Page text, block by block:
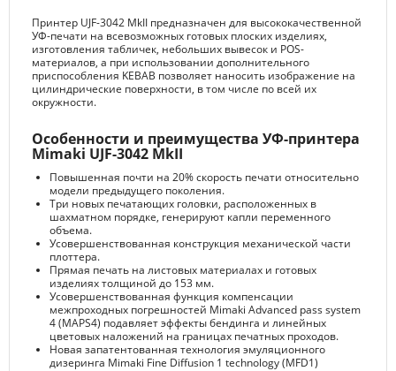
Принтер UJF-3042 MkII предназначен для высококачественной
УФ-печати на всевозможных готовых плоских изделиях,
изготовления табличек, небольших вывесок и POS-
материалов, а при использовании дополнительного
приспособления KEBAB позволяет наносить изображение на
цилиндрические поверхности, в том числе по всей их
окружности.
Особенности и преимущества УФ-принтера
Mimaki UJF-3042 MkII
Повышенная почти на 20% скорость печати относительно
модели предыдущего поколения.
Три новых печатающих головки, расположенных в
шахматном порядке, генерируют капли переменного
объема.
Усовершенствованная конструкция механической части
плоттера.
Прямая печать на листовых материалах и готовых
изделиях толщиной до 153 мм.
Усовершенствованная функция компенсации
межпроходных погрешностей Mimaki Advanced pass system
4 (MAPS4) подавляет эффекты бендинга и линейных
цветовых наложений на границах печатных проходов.
Новая запатентованная технология эмуляционного
дизеринга Mimaki Fine Diffusion 1 technology (MFD1)